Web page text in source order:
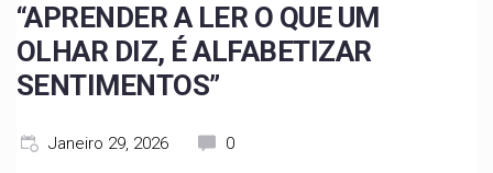
“APRENDER A LER O QUE UM
OLHAR DIZ, É ALFABETIZAR
SENTIMENTOS”
Janeiro 29, 2026 0